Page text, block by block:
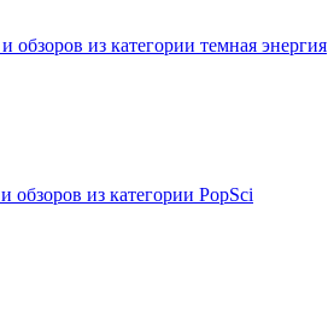
обзоров из категории темная энергия
обзоров из категории PopSci